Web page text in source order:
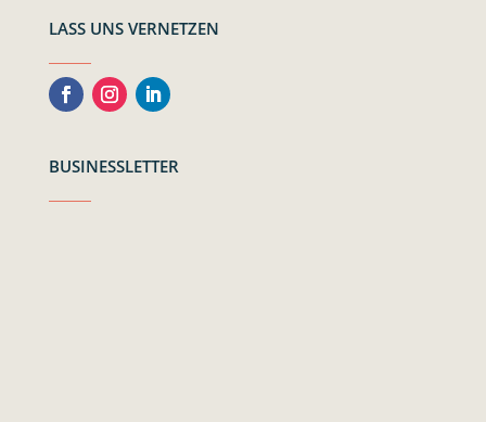
LASS UNS VERNETZEN
BUSINESSLETTER